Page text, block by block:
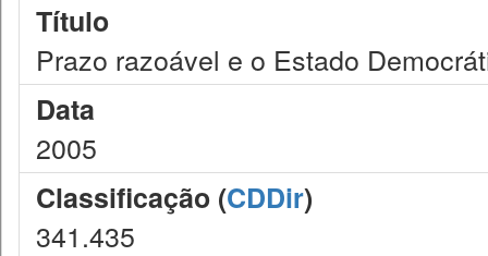
Título
Prazo razoável e o Estado
Data
2005
Classificação (CDDir)
341.435